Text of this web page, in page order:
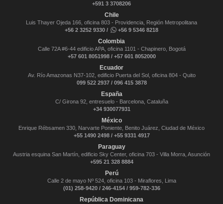
+591 3 3708206
Chile
Luis Thayer Ojeda 166, oficina 803 - Providencia, Región Metropolitana
+56 2 3252 9330 /
+56 9 5346 8218
Colombia
Calle 72A #6-44 edificio APA, oficina 1101 - Chapinero, Bogotá
+57 601 8051998 / +57 601 8052000
Ecuador
Av. Río Amazonas N37-102, edificio Puerta del Sol, oficina 804 - Quito
099 522 2937 / 096 415 3878
España
C/ Girona 92, entresuelo - Barcelona, Cataluña
+34 930077931
México
Enrique Rébsamen 330, Narvarte Poniente, Benito Juárez, Ciudad de México
+55 1490 2498 / +55 9331 4917
Paraguay
Austria esquina San Martín, edificio Sky Center, oficina 703 - Villa Morra, Asunción
+595 21 328 8884
Perú
Calle 2 de mayo Nº 524, oficina 103 - Miraflores, Lima
(01) 258-9420 / 246-4154 / 959-782-336
República Dominicana